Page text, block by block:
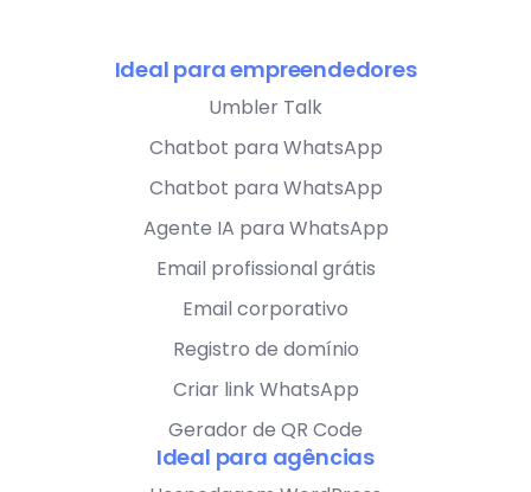
Ideal para empreendedores
Umbler Talk
Chatbot para WhatsApp
Chatbot para WhatsApp
Agente IA para WhatsApp
Email profissional grátis
Email corporativo
Registro de domínio
Criar link WhatsApp
Gerador de QR Code
Ideal para agências